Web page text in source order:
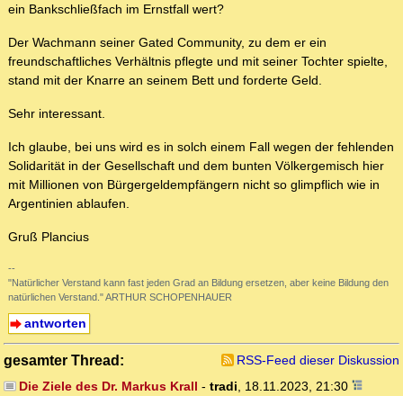
ein Bankschließfach im Ernstfall wert?
Der Wachmann seiner Gated Community, zu dem er ein
freundschaftliches Verhältnis pflegte und mit seiner Tochter spielte,
stand mit der Knarre an seinem Bett und forderte Geld.
Sehr interessant.
Ich glaube, bei uns wird es in solch einem Fall wegen der fehlenden
Solidarität in der Gesellschaft und dem bunten Völkergemisch hier
mit Millionen von Bürgergeldempfängern nicht so glimpflich wie in
Argentinien ablaufen.
Gruß Plancius
--
"Natürlicher Verstand kann fast jeden Grad an Bildung ersetzen, aber keine Bildung den
natürlichen Verstand." ARTHUR SCHOPENHAUER
antworten
gesamter Thread:
RSS-Feed dieser Diskussion
Die Ziele des Dr. Markus Krall - tradi, 18.11.2023, 21:30